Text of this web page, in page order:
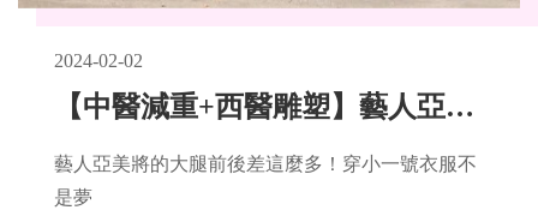
2024-02-02
【中醫減重+西醫雕塑】藝人亞美將的下半身纖細計畫！大腿縫～真實心得感想
藝人亞美將的大腿前後差這麼多！穿小一號衣服不
是夢